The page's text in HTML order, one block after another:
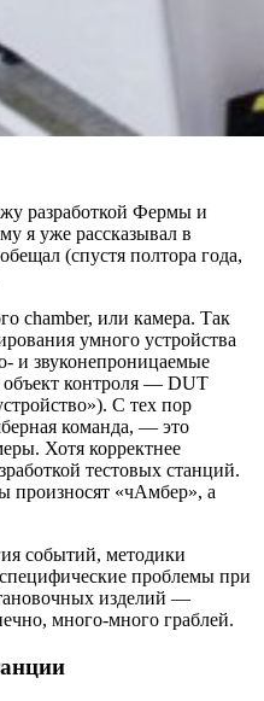
разработкой Фермы и
я уже рассказывал в
(спустя полтора года,
chamber, или камера. Так
умного устройства
и звуконепроницаемые
контроля — DUT
С тех пор
команда, — это
Хотя корректнее
тестовых станций.
произносят «чАмбер», а
событий, методики
проблемы при
изделий —
много-много граблей.